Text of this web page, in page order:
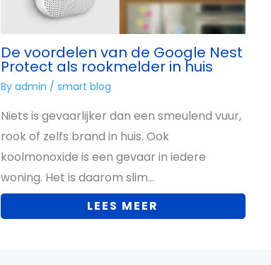
De voordelen van de Google Nest
Protect als rookmelder in huis
By admin / smart blog
Niets is gevaarlijker dan een smeulend vuur,
rook of zelfs brand in huis. Ook
koolmonoxide is een gevaar in iedere
woning. Het is daarom slim…
LEES MEER